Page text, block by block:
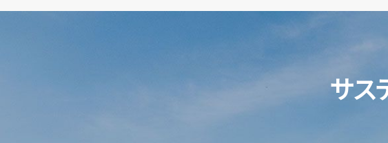
サス